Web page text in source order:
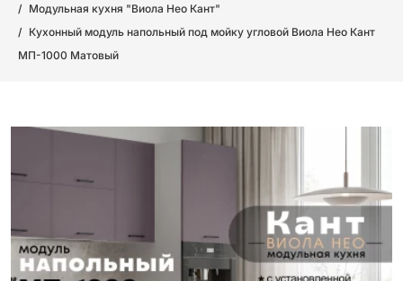
Модульная кухня "Виола Нео Кант"
Кухонный модуль напольный под мойку угловой Виола Нео Кант
МП-1000 Матовый